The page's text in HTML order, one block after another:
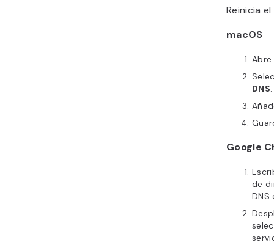
Reinicia
macOS
DNS
Google
de
DNS